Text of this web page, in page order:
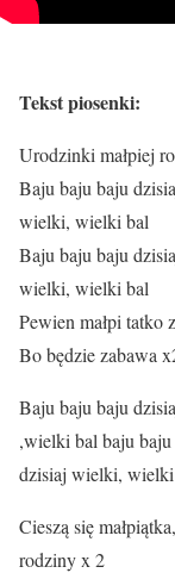
Tekst piosenki:
Urodzinki małpiej
Baju baju baju
wielki, wielki bal
Baju baju baju
wielki, wielki bal
Pewien małpi tatko
Bo będzie zabawa
Baju baju baju
,wielki bal baju
dzisiaj wielki,
Cieszą się
rodziny x 2